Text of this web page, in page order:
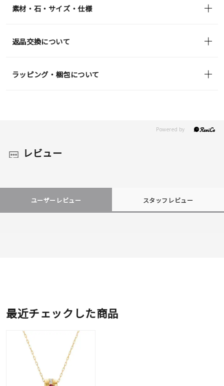
素材・石・サイズ・仕様
返品交換について
ラッピング・梱包について
レビュー
ユーザーレビュー スタッフレビュー
最近チェックした商品